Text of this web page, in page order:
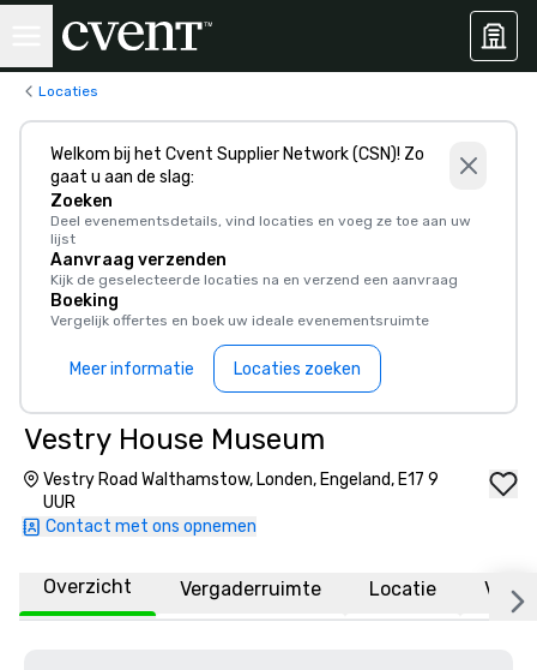
Locaties
Welkom bij het Cvent Supplier Network (CSN)! Zo
gaat u aan de slag:
Zoeken
Deel evenementsdetails, vind locaties en voeg ze toe aan uw
lijst
Aanvraag verzenden
Kijk de geselecteerde locaties na en verzend een aanvraag
Boeking
Vergelijk offertes en boek uw ideale evenementsruimte
Meer informatie Locaties zoeken
Vestry House Museum
Vestry Road Walthamstow, Londen, Engeland, E17 9
UUR
Contact met ons opnemen
Overzicht Vergaderruimte Locatie